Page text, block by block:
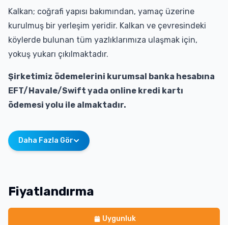
Kalkan; coğrafi yapısı bakımından, yamaç üzerine
kurulmuş bir yerleşim yeridir. Kalkan ve çevresindeki
köylerde bulunan tüm yazlıklarımıza ulaşmak için,
yokuş yukarı çıkılmaktadır.
Şirketimiz ödemelerini kurumsal banka hesabına
EFT/Havale/Swift yada online kredi kartı
ödemesi yolu ile almaktadır.
Daha Fazla Gör
Fiyatlandırma
Uygunluk